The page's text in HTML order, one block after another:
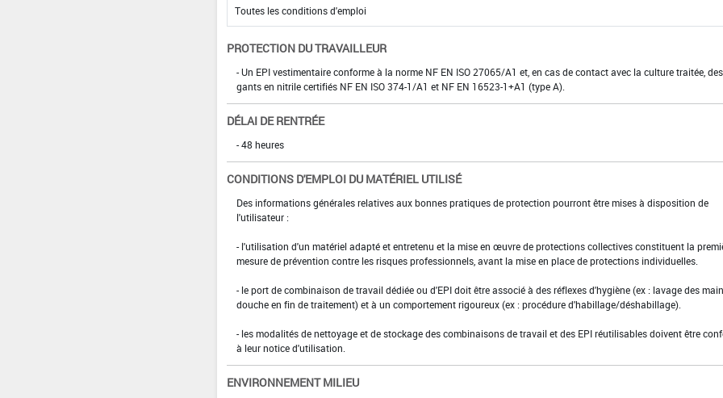
PROTECTION DU TRAVAILLEUR
- Un EPI vestimentaire conforme à la norme NF EN ISO 27065/A1 et, en cas de contact avec la culture traitée, des
gants en nitrile certifiés NF EN ISO 374-1/A1 et NF EN 16523-1+A1 (type A).
DÉLAI DE RENTRÉE
- 48 heures
CONDITIONS D'EMPLOI DU MATÉRIEL UTILISÉ
Des informations générales relatives aux bonnes pratiques de protection pourront être mises à disposition de
l'utilisateur :
- l'utilisation d'un matériel adapté et entretenu et la mise en œuvre de protections collectives constituent la
mesure de prévention contre les risques professionnels, avant la mise en place de protections individuelles.
- le port de combinaison de travail dédiée ou d'EPI doit être associé à des réflexes d'hygiène (ex : lavage des
douche en fin de traitement) et à un comportement rigoureux (ex : procédure d'habillage/déshabillage).
- les modalités de nettoyage et de stockage des combinaisons de travail et des EPI réutilisables doivent être
à leur notice d'utilisation.
ENVIRONNEMENT MILIEU